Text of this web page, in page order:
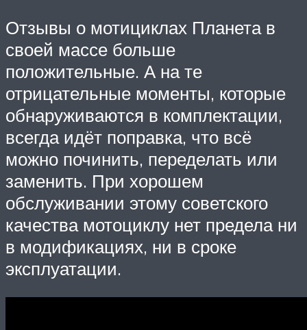
Отзывы о мотициклах Планета в
своей массе больше
положительные. А на те
отрицательные моменты, которые
обнаруживаются в комплектации,
всегда идёт поправка, что всё
можно починить, переделать или
заменить. При хорошем
обслуживании этому советского
качества мотоциклу нет предела ни
в модификациях, ни в сроке
эксплуатации.